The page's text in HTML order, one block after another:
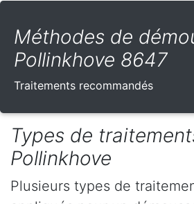
Méthodes de
Pollinkhove 8647
Traitements recommandés
Types de
Pollinkhove
Plusieurs types de